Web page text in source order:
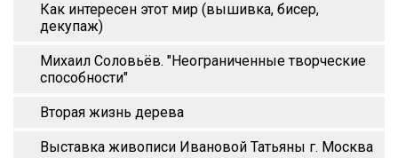
Как интересен этот мир (вышивка, бисер,
декупаж)
Михаил Соловьёв. "Неограниченные творческие
способности"
Вторая жизнь дерева
Выставка живописи Ивановой Татьяны г. Москва